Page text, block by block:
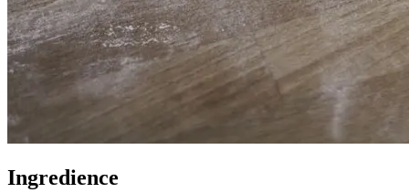
Ingredience